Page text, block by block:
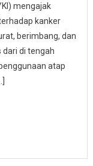
mengajak
kanker
berimbang, dan
dari di tengah
atap